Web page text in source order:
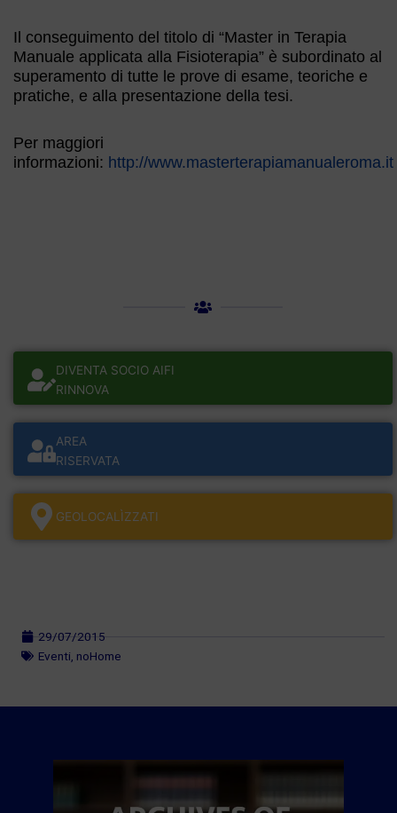
Il conseguimento del titolo di “Master in Terapia
Manuale applicata alla Fisioterapia” è subordinato al
superamento di tutte le prove di esame, teoriche e
pratiche, e alla presentazione della tesi.
Per maggiori
informazioni: http://www.masterterapiamanualeroma.it
DIVENTA SOCIO AIFI
RINNOVA
AREA
RISERVATA
GEOLOCALÌZZATI
29/07/2015
Eventi, noHome